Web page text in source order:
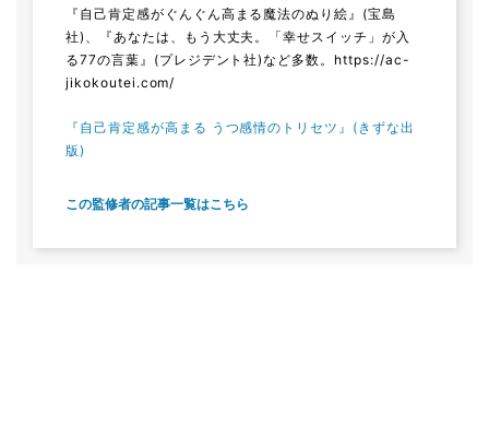
『自己肯定感がぐんぐん高まる魔法のぬり絵』(宝島
社)、『あなたは、もう大丈夫。「幸せスイッチ」が入
る77の言葉』(プレジデント社)など多数。https://ac-
jikokoutei.com/
『自己肯定感が高まる うつ感情のトリセツ』(きずな出
版)
この監修者の記事一覧はこちら